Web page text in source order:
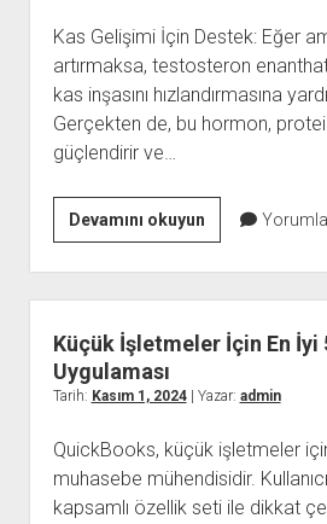
Sayfa Listesi
Kas Gelişimi İçin Destek: Eğer
artırmaksa, testosteron
kas inşasını hızlandırmasına
Gerçekten de, bu hormon,
güçlendirir ve…
Devamını okuyunİron
Pharma
Testesterone
Enanthale
250mg
Ml
Al
Küçük İşletmeler İçin En İyi
Uygulaması
Tarih: Kasım 1, 2024| Yazar: admin
QuickBooks, küçük işletmeler
muhasebe mühendisidir.
kapsamlı özellik seti ile dikkat